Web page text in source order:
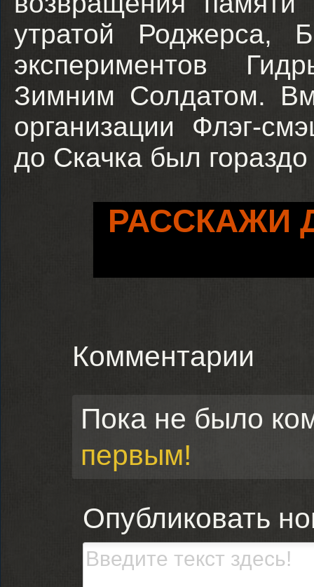
утратой Роджерса,
экспериментов
Зимним Солдатом.
организации Флэг-
до Скачка был
РАССКАЖИ
Комментарии
Пока не было
первым!
Опубликовать